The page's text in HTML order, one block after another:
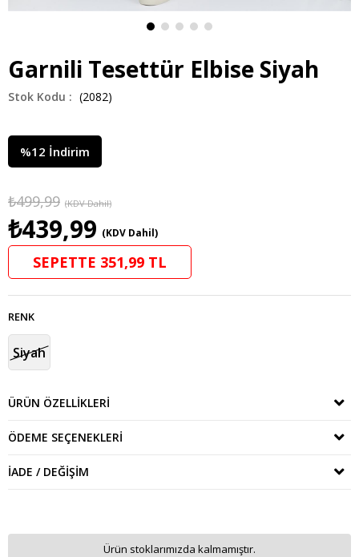
Garnili Tesettür Elbise Siyah
(2082)
%12 İndirim
₺499,99 (KDV Dahil)
₺439,99 (KDV Dahil)
SEPETTE 351,99 TL
RENK
Siyah
ÜRÜN ÖZELLIKLERI
ÖDEME SEÇENEKLERI
İADE / DEĞIŞIM
Ürün stoklarımızda kalmamıştır.